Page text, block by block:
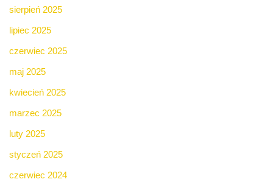
sierpień 2025
lipiec 2025
czerwiec 2025
maj 2025
kwiecień 2025
marzec 2025
luty 2025
styczeń 2025
czerwiec 2024